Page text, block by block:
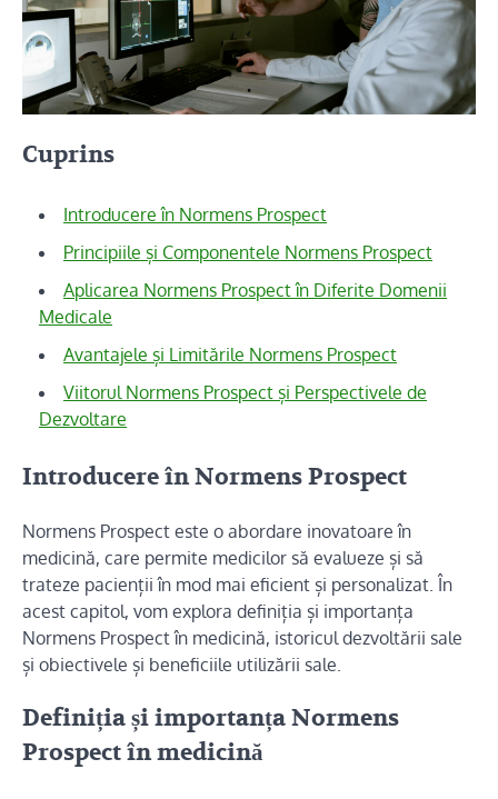
Cuprins
Introducere în Normens Prospect
Principiile și Componentele Normens Prospect
Aplicarea Normens Prospect în Diferite Domenii
Medicale
Avantajele și Limitările Normens Prospect
Viitorul Normens Prospect și Perspectivele de
Dezvoltare
Introducere în Normens Prospect
Normens Prospect este o abordare inovatoare în
medicină, care permite medicilor să evalueze și să
trateze pacienții în mod mai eficient și personalizat. În
acest capitol, vom explora definiția și importanța
Normens Prospect în medicină, istoricul dezvoltării sale
și obiectivele și beneficiile utilizării sale.
Definiția și importanța Normens
Prospect în medicină